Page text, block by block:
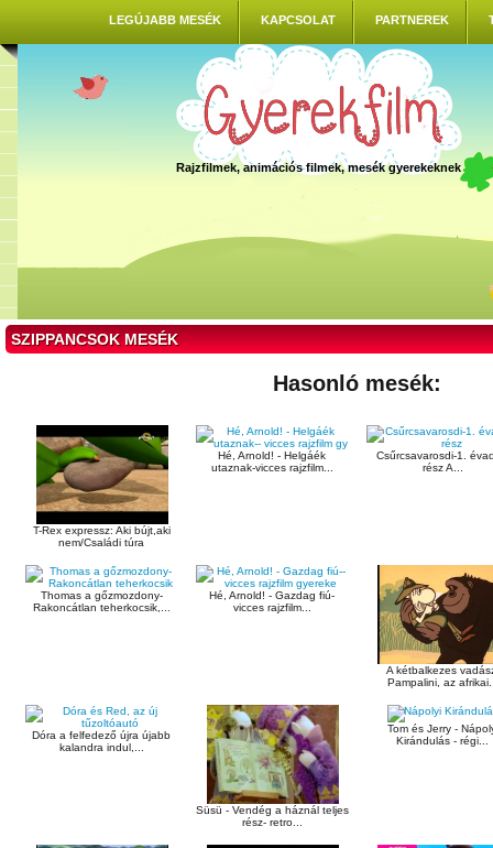
LEGÚJABB MESÉK KAPCSOLAT PARTNEREK
Rajzfilmek, animációs filmek, mesék gyerekeknek
SZIPPANCSOK MESÉK
Hasonló mesék:
T-Rex expressz: Aki bújt,aki
nem/Családi túra
Hé, Arnold! - Helgáék
utaznak-vicces rajzfilm...
Csűrcsavarosdi-1.
rész A...
Thomas a gőzmozdony-
Rakoncátlan teherkocsik,...
Hé, Arnold! - Gazdag fiú-
vicces rajzfilm...
A kétbalkezes
Pampalini, az
Dóra a felfedező újra újabb
kalandra indul,...
Süsü - Vendég a háznál teljes
rész- retro...
Tom és Jerry -
Kirándulás - régi...